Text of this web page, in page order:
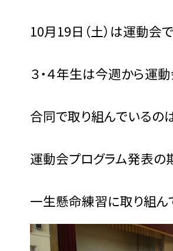
10月19日（土）は運動会で
３・４年生は今週から運
合同で取り組んでいるの
運動会プログラム発表の
一生懸命練習に取り組ん